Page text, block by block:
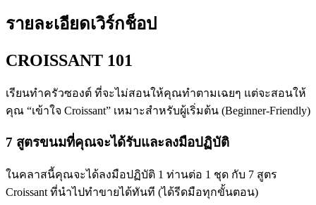
รายละเอียดเวิร์กช็อป
CROISSANT 101
เรียนทำครัวซองต์ ที่จะไม่สอนให้คุณทำตามเฉยๆ แต่จะสอนให้
คุณ “เข้าใจ Croissant” เหมาะสำหรับผู้เริ่มต้น (Beginner-Friendly)
7 สูตรขนมที่คุณจะได้รับและลงมือปฏิบัติ
ในคลาสนี้คุณจะได้ลงมือปฏิบัติ 1 ท่านต่อ 1 ชุด กับ 7 สูตร
Croissant ที่นำไปทำขายได้ทันที (ได้รีดมือทุกขั้นตอน)